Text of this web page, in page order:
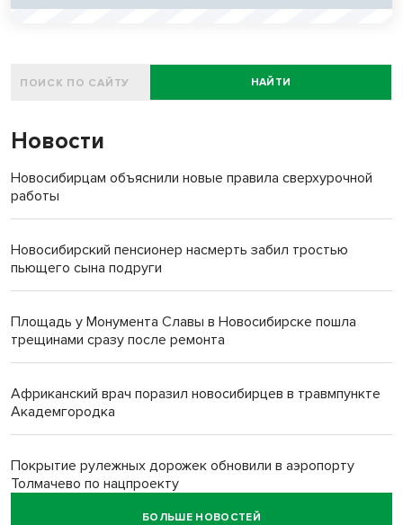
НАЙТИ
Новости
Новосибирцам объяснили новые правила сверхурочной
работы
Новосибирский пенсионер насмерть забил тростью
пьющего сына подруги
Площадь у Монумента Славы в Новосибирске пошла
трещинами сразу после ремонта
Африканский врач поразил новосибирцев в травмпункте
Академгородка
Покрытие рулежных дорожек обновили в аэропорту
Толмачево по нацпроекту
БОЛЬШЕ НОВОСТЕЙ